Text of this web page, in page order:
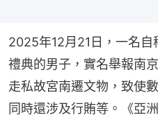
2025年12月21日，一名
禮典的男子，實名舉報南
走私故宮南遷文物，致使
同時還涉及行賄等。《亞